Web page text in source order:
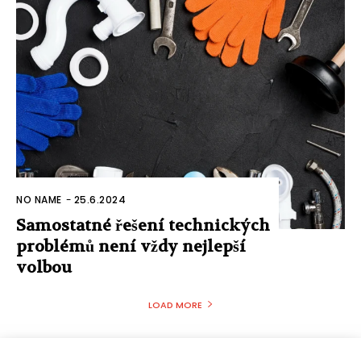
NO NAME - 25.6.2024
Samostatné řešení technických
problémů není vždy nejlepší
volbou
LOAD MORE